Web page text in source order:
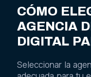
CÓMO
AGENCIA
DIGITAL
Seleccionar la